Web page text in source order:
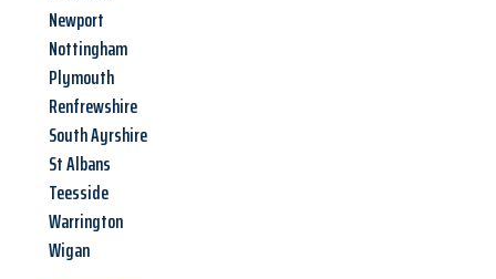
Newport
Nottingham
Plymouth
Renfrewshire
South Ayrshire
St Albans
Teesside
Warrington
Wigan